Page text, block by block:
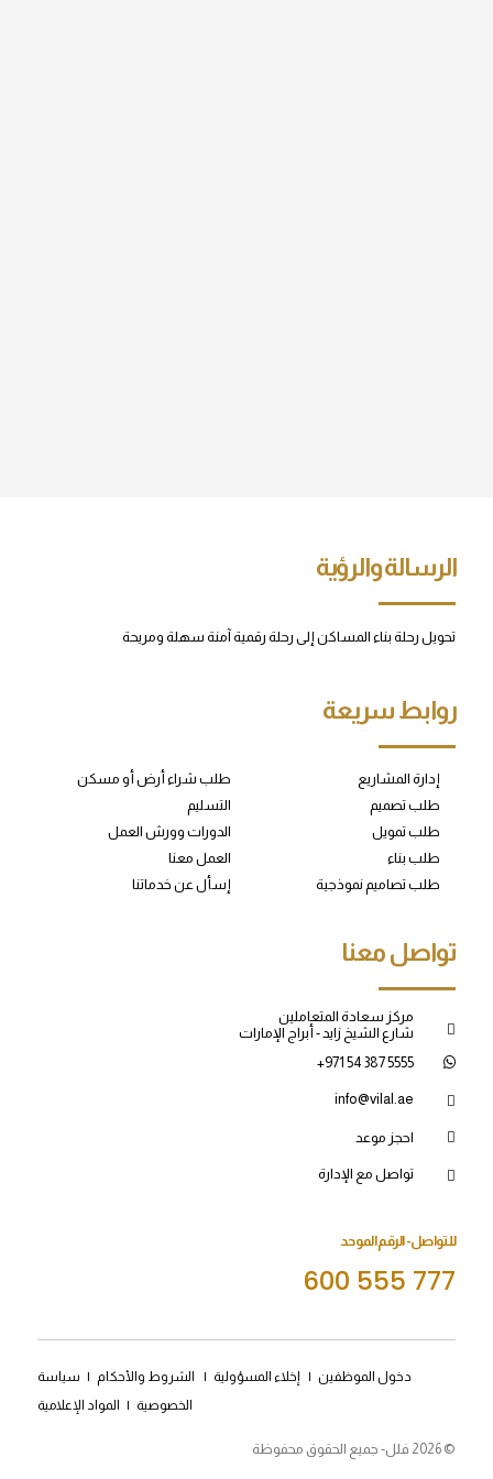
الرسالة والرؤية
تحويل رحلة بناء المساكن إلى رحلة رقمية آمنة سهلة ومريحة
روابط سريعة
إدارة المشاريع
طلب تصميم
طلب تمويل
طلب بناء
طلب تصاميم نموذجية
طلب شراء أرض أو مسكن
التسليم
الدورات وورش العمل
العمل معنا
إسأل عن خدماتنا
تواصل معنا
مركز سعادة المتعاملين
شارع الشيخ زايد - أبراج الإمارات
+971 54 387 5555
info@vilal.ae
احجز موعد
تواصل مع الإدارة
للتواصل- الرقم الموحد
600 555 777
© 2026 فلل- جميع الحقوق محفوظة
دخول الموظفين |إخلاء المسؤولية | الشروط والأحكام | سياسة
الخصوصية | المواد الإعلامية